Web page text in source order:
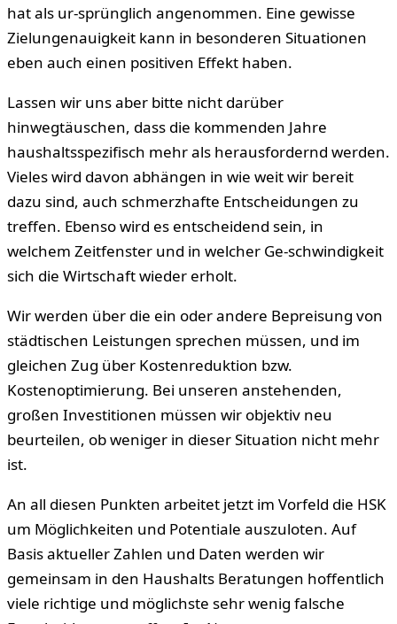
hat als ur-sprünglich angenommen. Eine gewisse
Zielungenauigkeit kann in besonderen Situationen
eben auch einen positiven Effekt haben.
Lassen wir uns aber bitte nicht darüber
hinwegtäuschen, dass die kommenden Jahre
haushaltsspezifisch mehr als herausfordernd werden.
Vieles wird davon abhängen in wie weit wir bereit
dazu sind, auch schmerzhafte Entscheidungen zu
treffen. Ebenso wird es entscheidend sein, in
welchem Zeitfenster und in welcher Ge-schwindigkeit
sich die Wirtschaft wieder erholt.
Wir werden über die ein oder andere Bepreisung von
städtischen Leistungen sprechen müssen, und im
gleichen Zug über Kostenreduktion bzw.
Kostenoptimierung. Bei unseren anstehenden,
großen Investitionen müssen wir objektiv neu
beurteilen, ob weniger in dieser Situation nicht mehr
ist.
An all diesen Punkten arbeitet jetzt im Vorfeld die HSK
um Möglichkeiten und Potentiale auszuloten. Auf
Basis aktueller Zahlen und Daten werden wir
gemeinsam in den Haushalts Beratungen hoffentlich
viele richtige und möglichste sehr wenig falsche